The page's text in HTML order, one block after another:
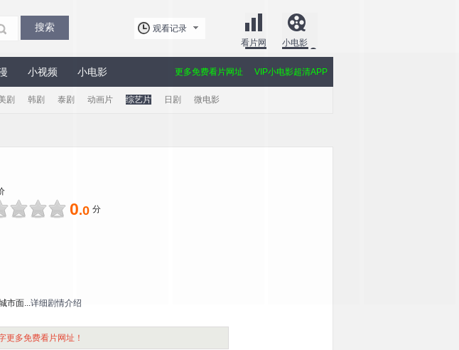
观看记录
看片网
小电影
小视频 小电影 VIP小电影超清APP
更多免费看片网址
剧 韩剧 泰剧 动画片 综艺片 日剧 微电影
市面...详细剧情介绍
0.0 分
更多免费看片网址！